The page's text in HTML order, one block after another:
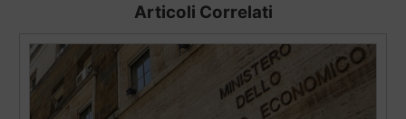
Articoli Correlati